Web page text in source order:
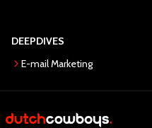
DEEPDIVES
E-mail Marketing